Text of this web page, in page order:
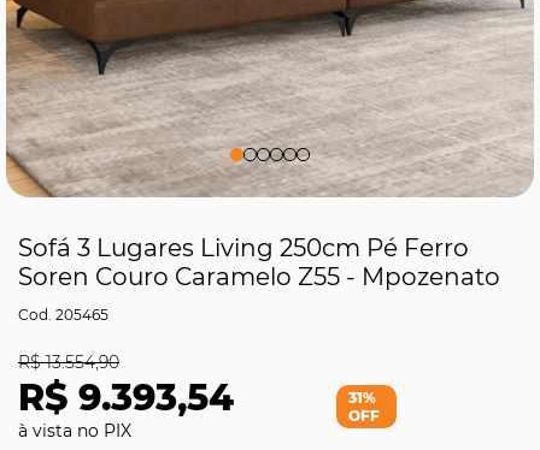
Sofá 3 Lugares Living 250cm Pé Ferro
Soren Couro Caramelo Z55 - Mpozenato
205465
R$ 9.393,54
R$ 13.554,90
31%
OFF